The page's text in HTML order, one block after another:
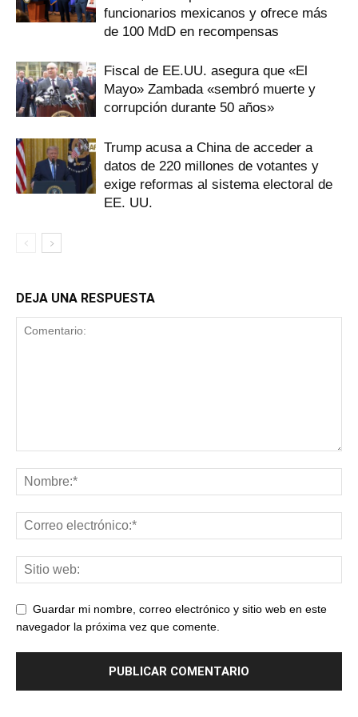
funcionarios mexicanos y ofrece más
de 100 MdD en recompensas
Fiscal de EE.UU. asegura que «El
Mayo» Zambada «sembró muerte y
corrupción durante 50 años»
Trump acusa a China de acceder a
datos de 220 millones de votantes y
exige reformas al sistema electoral de
EE. UU.
DEJA UNA RESPUESTA
Guardar mi nombre, correo electrónico y sitio web en este
navegador la próxima vez que comente.